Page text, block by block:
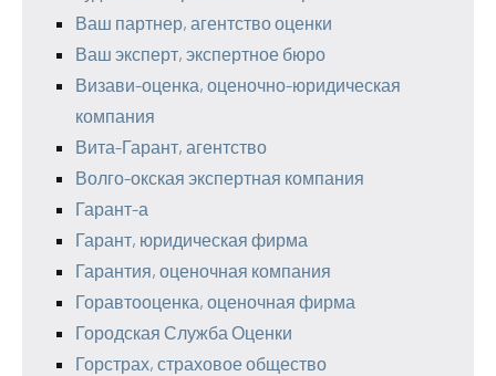
Ваш партнер, агентство оценки
Ваш эксперт, экспертное бюро
Визави-оценка, оценочно-юридическая
компания
Вита-Гарант, агентство
Волго-окская экспертная компания
Гарант-а
Гарант, юридическая фирма
Гарантия, оценочная компания
Горавтооценка, оценочная фирма
Городская Служба Оценки
Горстрах, страховое общество